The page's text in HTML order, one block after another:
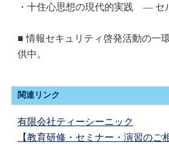
・十住心思想の現代的実践 ― セ
■ 情報セキュリティ啓発活動の一
供中。
関連リンク
有限会社ティーシーニック
【教育研修・セミナー・演習のご